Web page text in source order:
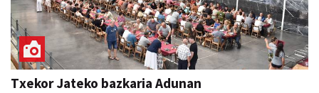
Txekor Jateko bazkaria Adunan